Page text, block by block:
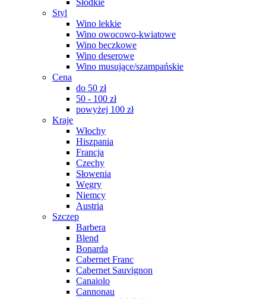
Słodkie
Styl
Wino lekkie
Wino owocowo-kwiatowe
Wino beczkowe
Wino deserowe
Wino musujące/szampańskie
Cena
do 50 zł
50 - 100 zł
powyżej 100 zł
Kraje
Włochy
Hiszpania
Francja
Czechy
Słowenia
Węgry
Niemcy
Austria
Szczep
Barbera
Blend
Bonarda
Cabernet Franc
Cabernet Sauvignon
Canaiolo
Cannonau